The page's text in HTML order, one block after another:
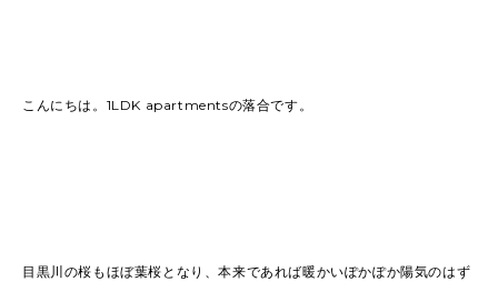
こんにちは。1LDK apartmentsの落合です。
目黒川の桜もほぼ葉桜となり、本来であれば暖かいぽかぽか陽気のはず